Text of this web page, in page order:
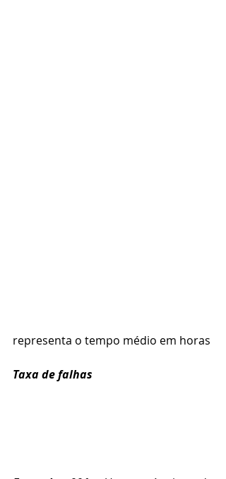
representa o tempo médio em horas
Taxa de falhas